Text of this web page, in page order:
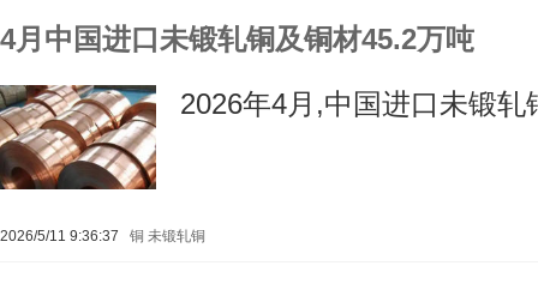
4月中国进口未锻轧铜及铜材45.2万吨
2026年4月,中国进口未锻轧
2026/5/11 9:36:37 铜 未锻轧铜